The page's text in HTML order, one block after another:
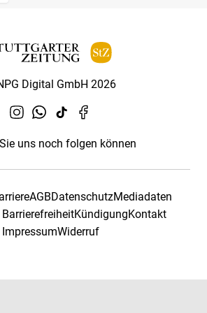
Digital GmbH 2026
uns noch folgen können
AGBDatenschutzMediadaten
KündigungKontakt
ImpressumWiderruf